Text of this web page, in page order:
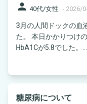
person 40代/女性 - 2026/
3月の人間ドックの血
た。 本日かかりつけ
HbA1Cが5.8でした。...
糖尿病について